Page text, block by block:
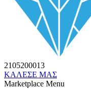
2105200013
ΚΑΛΕΣΕ ΜΑΣ
Marketplace Menu